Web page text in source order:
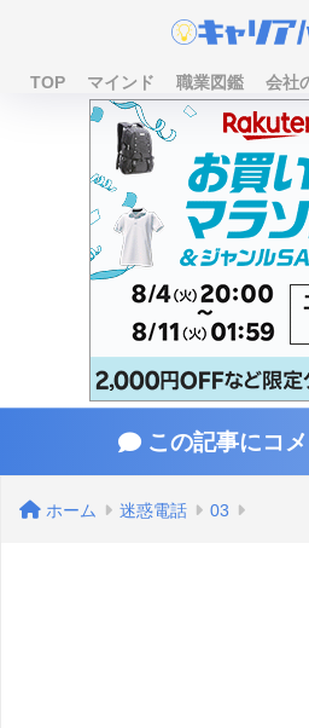
TOP マインド 職業図鑑 会社
この記事にコ
ホーム 迷惑電話 03